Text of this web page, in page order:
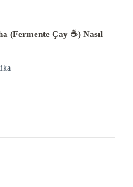
(Fermente Çay ☕) Nasıl